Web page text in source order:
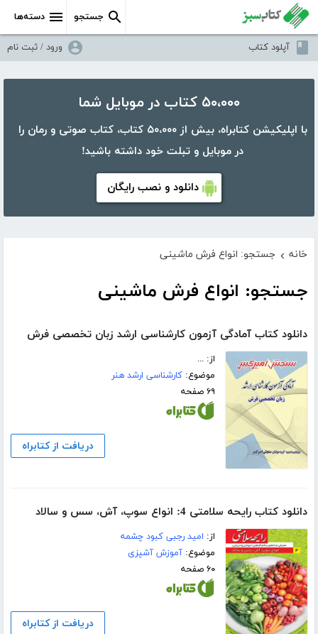
دسته‌ها جستجو
آپلود کتاب ورود / ثبت نام
۵۰،۰۰۰ کتاب در موبایل شما
با اپلیکیشن کتابراه، بیش از ۵۰،۰۰۰ کتاب، کتاب صوتی و رمان را
در موبایل و تبلت خود داشته باشید!
دانلود و نصب رایگان
خانه › جستجو: انواع فرش ماشینی
جستجو: انواع فرش ماشینی
دانلود کتاب آمادگی آزمون کارشناسی ارشد زبان تخصصی فرش
از: ...
موضوع:کارشناسی ارشد هنر
۶۹ صفحه
دریافت از کتابراه
دانلود کتاب رایحه سلامتی 4: انواع سوپ، آش، سس و سالاد
از: امید رجبی کبود چشمه
موضوع:آموزش آشپزی
۶۰ صفحه
دریافت از کتابراه